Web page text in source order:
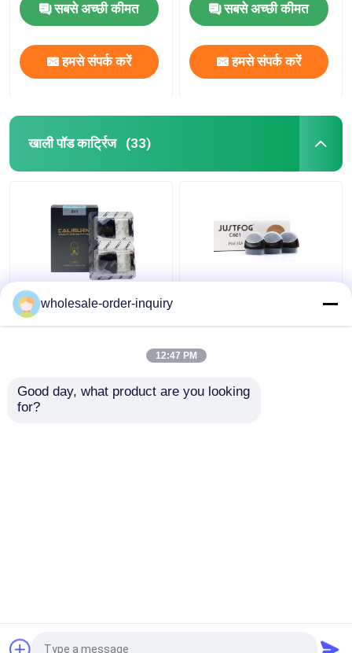
सबसे अच्छी कीमत
हमसे संपर्क करें
सबसे अच्छी कीमत
हमसे संपर्क करें
खाली पॉड कार्ट्रिज (33)
Uwell Caliburn G2 खाली
पॉड कार्ट्रिज 0.8 1.0
wholesale-order-inquiry
12:47 PM
Good day, what product are you looking
for?